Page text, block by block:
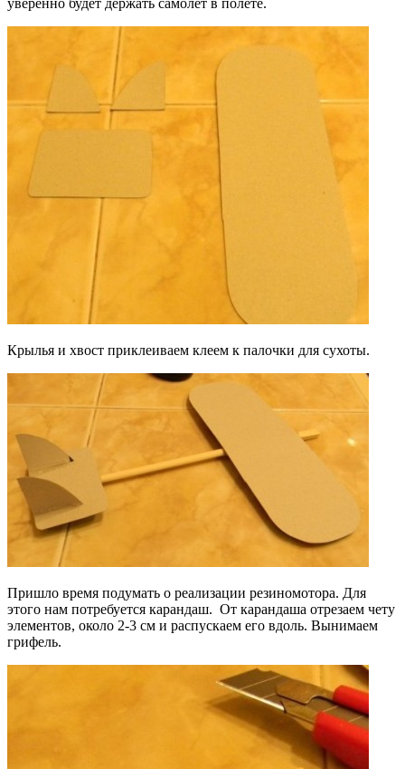
Крылья и хвост приклеиваем клеем к палочки для сухоты.
Пришло время подумать о реализации резиномотора. Для
этого нам потребуется карандаш. От карандаша отрезаем чету
элементов, около 2-3 см и распускаем его вдоль. Вынимаем
грифель.